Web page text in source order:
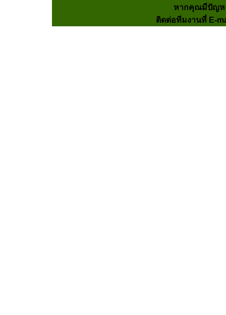
หากคุณมีปัญห
ติดต่อทีมงานที่ E-